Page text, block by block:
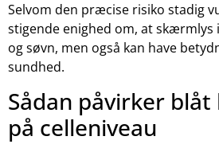
Selvom den præcise risiko stadig
stigende enighed om, at skærmlys
og søvn, men også kan have
sundhed.
Sådan påvirker blåt
på celleniveau